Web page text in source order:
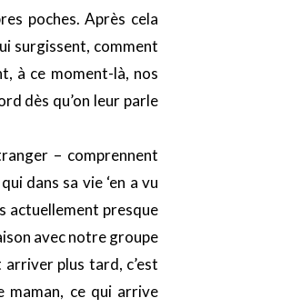
poches. Après cela
surgissent, comment
à ce moment-là, nos
dès qu’on leur parle
– comprennent
dans sa vie ‘en a vu
actuellement presque
avec notre groupe
arriver plus tard, c’est
maman, ce qui arrive